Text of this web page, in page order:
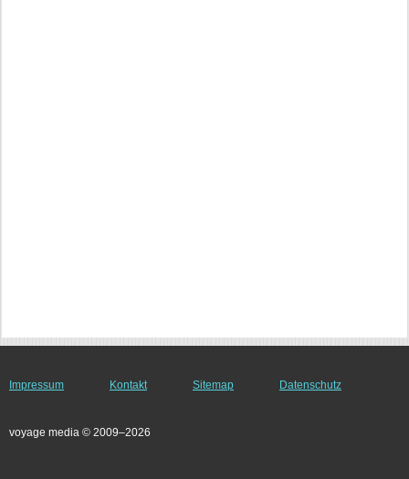
Impressum Kontakt Sitemap Datenschutz
voyage media © 2009–2026